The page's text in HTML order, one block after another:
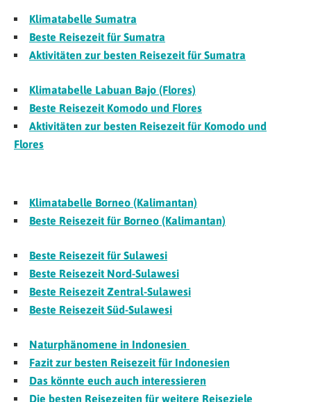
Klimatabelle Sumatra
Beste Reisezeit für Sumatra
Aktivitäten zur besten Reisezeit für Sumatra
Klimatabelle Labuan Bajo (Flores)
Beste Reisezeit Komodo und Flores
Aktivitäten zur besten Reisezeit für Komodo und
Flores
Klimatabelle Borneo (Kalimantan)
Beste Reisezeit für Borneo (Kalimantan)
Beste Reisezeit für Sulawesi
Beste Reisezeit Nord-Sulawesi
Beste Reisezeit Zentral-Sulawesi
Beste Reisezeit Süd-Sulawesi
Naturphänomene in Indonesien
Fazit zur besten Reisezeit für Indonesien
Das könnte euch auch interessieren
Die besten Reisezeiten für weitere Reiseziele